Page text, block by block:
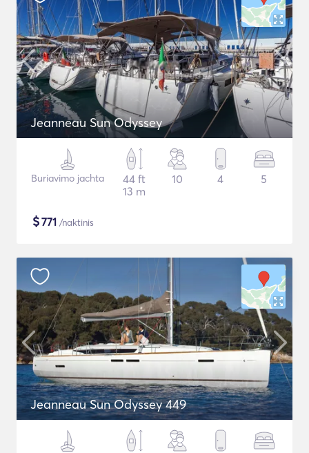
Jeanneau Sun Odyssey
Buriavimo jachta
44 ft
13 m
10 4 5
$771 /naktinis
Jeanneau Sun Odyssey 449